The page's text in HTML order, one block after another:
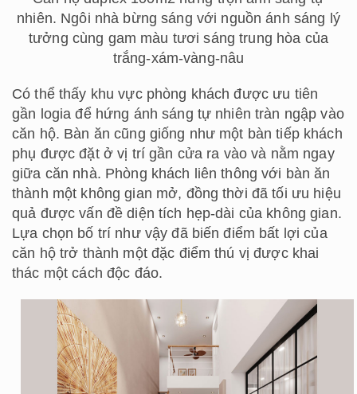
nhiên. Ngôi nhà bừng sáng với nguồn ánh sáng lý
tưởng cùng gam màu tươi sáng trung hòa của
trắng-xám-vàng-nâu
Có thể thấy khu vực phòng khách được ưu tiên
gần logia để hứng ánh sáng tự nhiên tràn ngập vào
căn hộ. Bàn ăn cũng giống như một bàn tiếp khách
phụ được đặt ở vị trí gần cửa ra vào và nằm ngay
giữa căn nhà. Phòng khách liên thông với bàn ăn
thành một không gian mở, đồng thời đã tối ưu hiệu
quả được vấn đề diện tích hẹp-dài của không gian.
Lựa chọn bố trí như vậy đã biến điểm bất lợi của
căn hộ trở thành một đặc điểm thú vị được khai
thác một cách độc đáo.